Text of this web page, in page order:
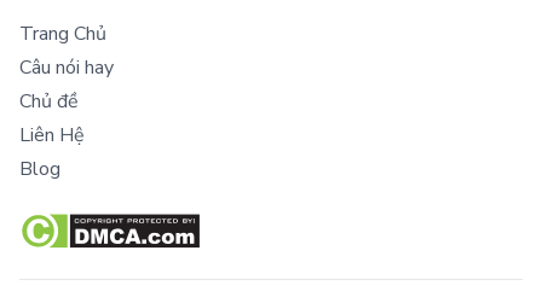
Trang Chủ
Câu nói hay
Chủ đề
Liên Hệ
Blog